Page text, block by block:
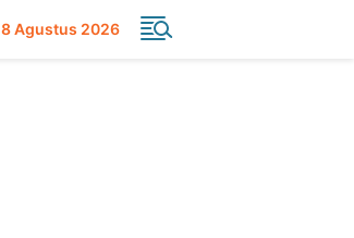
8 Agustus 2026